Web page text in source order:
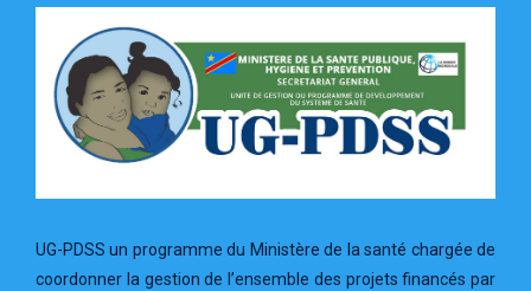
UG-PDSS un programme du Ministère de la santé chargée de
coordonner la gestion de l’ensemble des projets financés par